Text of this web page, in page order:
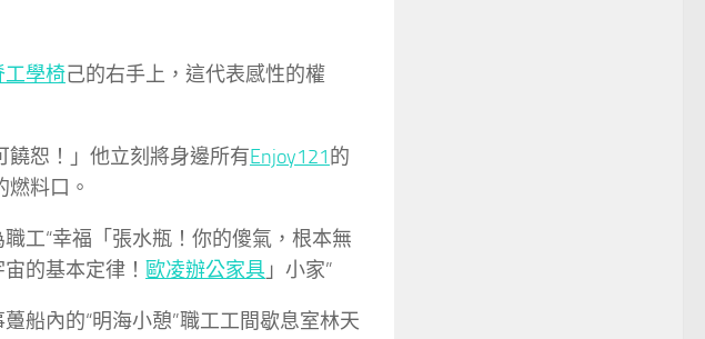
工學椅己的右手上，這代表感性的權
饒恕！」他立刻將身邊所有Enjoy121的
燃料口。
工“幸福「張水瓶！你的傻氣，根本無
的基本定律！ 歐凌辦公家具 」小家”
船內的“明海小憩”職工工間歇息室林天